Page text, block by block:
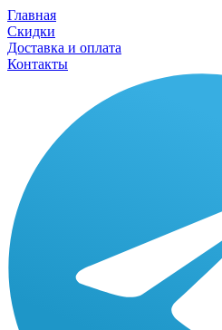
Главная
Скидки
Доставка и оплата
Контакты